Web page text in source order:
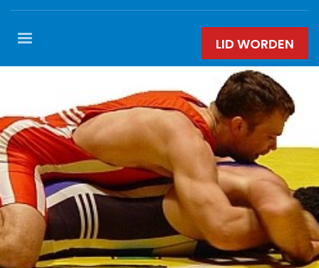
LID WORDEN